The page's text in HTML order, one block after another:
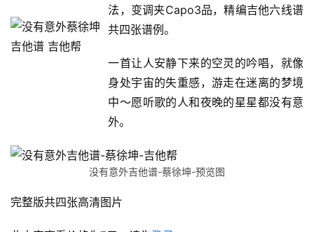
法，变调夹Capo3品，精编吉他六线谱
共四张谱例。
一首让人安静下来的空灵的吟唱，就像
身处宇宙的失重感，游走在迷离的梦境
中～愿听歌的人和夜晚的星星都没有意
外。
没有意外吉他谱-蔡徐坤-预览图
完整版共四张高清图片